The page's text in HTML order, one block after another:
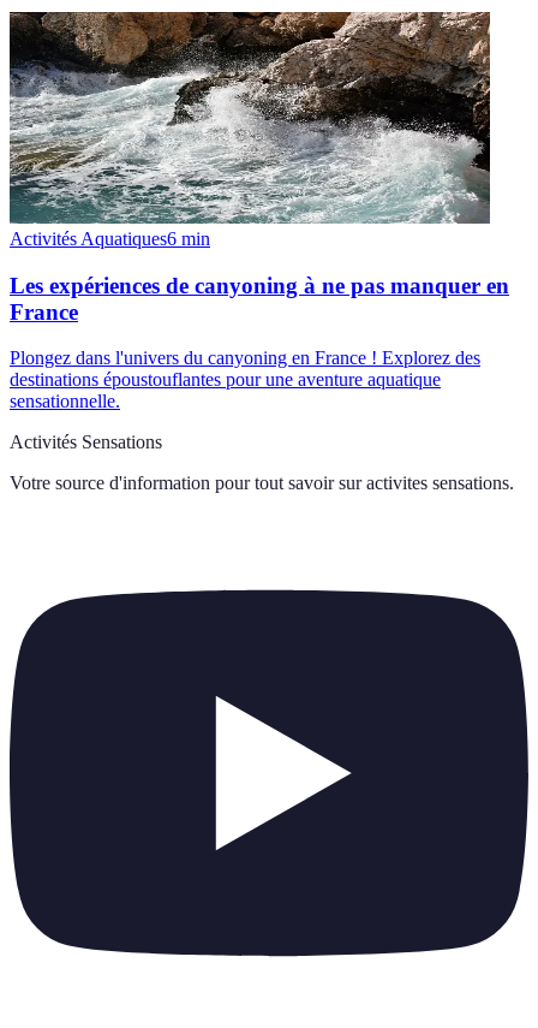
Activités Aquatiques6 min
Les expériences de canyoning à ne pas manquer en
France
Plongez dans l'univers du canyoning en France ! Explorez des
destinations époustouflantes pour une aventure aquatique
sensationnelle.
Activités Sensations
Votre source d'information pour tout savoir sur activites sensations.